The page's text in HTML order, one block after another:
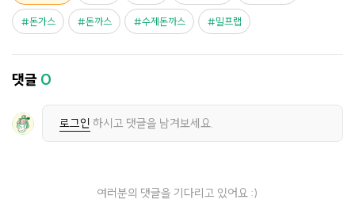
돈가스 돈까스 수제돈까스 밀프랩
댓글 0
로그인 하시고 댓글을 남겨보세요.
여러분의 댓글을 기다리고 있어요 :)